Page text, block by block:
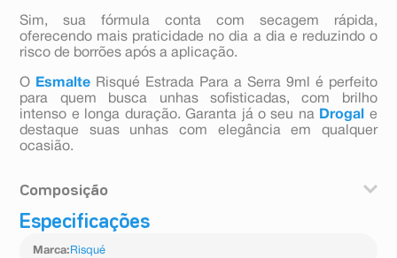
Sim, sua fórmula conta com secagem rápida,
oferecendo mais praticidade no dia a dia e reduzindo o
risco de borrões após a aplicação.
O Esmalte Risqué Estrada Para a Serra 9ml é perfeito
para quem busca unhas sofisticadas, com brilho
intenso e longa duração. Garanta já o seu na Drogal
e
destaque suas unhas com elegância em qualquer
ocasião.
Composição
Nitrocelulose, Resinas sintéticas, Plastificantes,
Especificações
Marca: Risqué